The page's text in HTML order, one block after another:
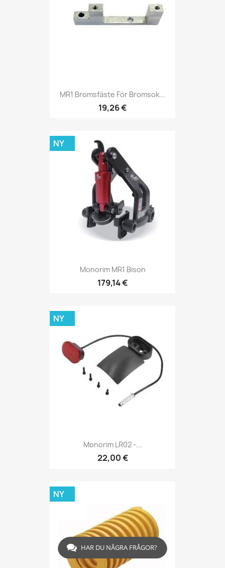
MR1 Bromsfäste För Bromsok...
19,26 €
Monorim MR1 Bison
179,14 €
NY
Monorim LR02 -...
22,00 €
NY
NY
HAR DU NÅGRA FRÅGOR?